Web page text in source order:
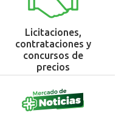
Licitaciones,
contrataciones y
concursos de
precios